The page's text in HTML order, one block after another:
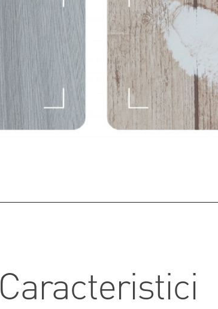
Caracteristici